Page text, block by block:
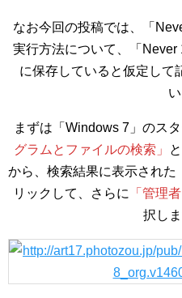
なお今回の投稿では、「
実行方法について、「
に保存していると仮定して
い
まずは「Windows 7」のス
グラムとファイルの検索」
から、検索結果に表示された
リックして、さらに
「管理
択しま